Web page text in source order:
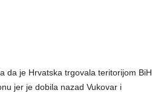
da je Hrvatska trgovala teritorijom BiH
jer je dobila nazad Vukovar i